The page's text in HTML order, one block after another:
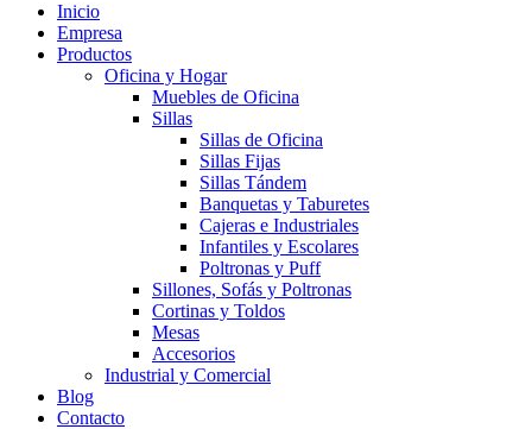
Inicio
Empresa
Productos
Oficina y Hogar
Muebles de Oficina
Sillas
Sillas de Oficina
Sillas Fijas
Sillas Tándem
Banquetas y Taburetes
Cajeras e Industriales
Infantiles y Escolares
Poltronas y Puff
Sillones, Sofás y Poltronas
Cortinas y Toldos
Mesas
Accesorios
Industrial y Comercial
Blog
Contacto